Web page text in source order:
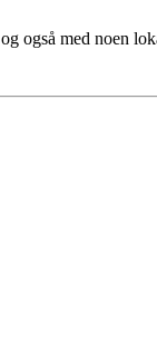
også med noen